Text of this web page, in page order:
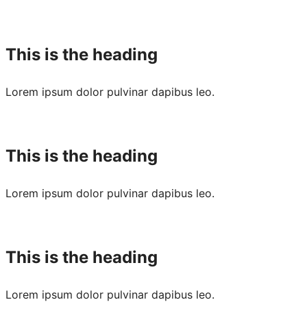
This is the heading
Lorem ipsum dolor pulvinar dapibus leo.
This is the heading
Lorem ipsum dolor pulvinar dapibus leo.
This is the heading
Lorem ipsum dolor pulvinar dapibus leo.